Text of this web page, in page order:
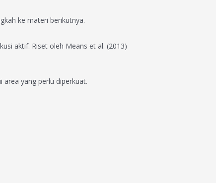
ke materi berikutnya.
aktif. Riset oleh Means et al. (2013)
yang perlu diperkuat.